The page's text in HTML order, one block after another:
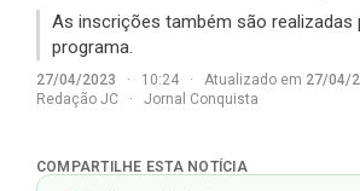
As inscrições também são realizadas
programa.
27/04/2023 · 10:24 · Atualizado em 27/04/
Redação JC
· Jornal Conquista
COMPARTILHE ESTA NOTÍCIA